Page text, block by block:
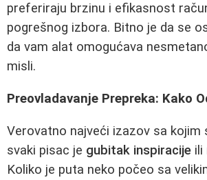
preferiraju brzinu i efikasnost
pogrešnog izbora. Bitno je da se
da vam alat omogućava
misli.
Preovladavanje Prepreka: Kako
Verovatno najveći izazov sa kojim
svaki pisac je gubitak inspiracije ili
Koliko je puta neko počeo sa